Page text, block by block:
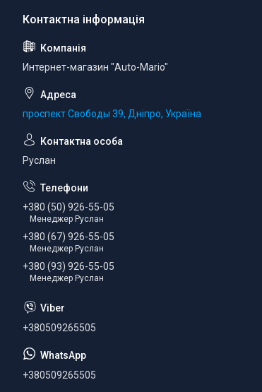
Интернет-магазин "Auto-Mario"
проспект Свободы 39, Дніпро, Україна
Руслан
+380 (50) 926-55-05
Менеджер Руслан
+380 (67) 926-55-05
Менеджер Руслан
+380 (93) 926-55-05
Менеджер Руслан
+380509265505
+380509265505